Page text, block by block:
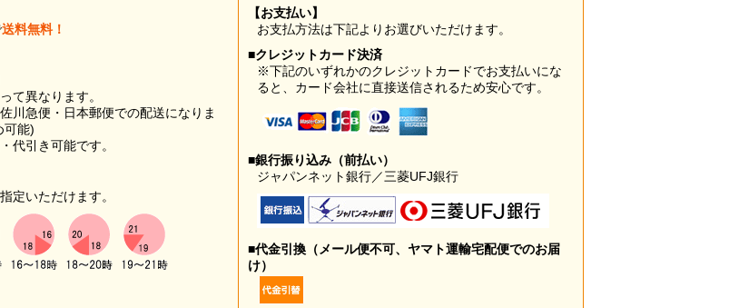
送料無料！
て異なります。
川急便・日本郵便での配送になりま
可能)
代引き可能です。
定いただけます。
【お支払い】
お支払方法は下記よりお選びいただけます。
■クレジットカード決済
※下記のいずれかのクレジットカードでお支払いにな
ると、カード会社に直接送信されるため安心です。
■銀行振り込み（前払い）
ジャパンネット銀行／三菱UFJ銀行
■代金引換（メール便不可、ヤマト運輸宅配便でのお届
け）